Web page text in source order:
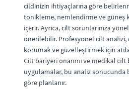
cildinizin ihtiyaçlarına göre
tonikleme, nemlendirme ve güneş
içerir. Ayrıca, cilt sorunlarınıza
önerilebilir. Profesyonel cilt analizi,
korumak ve güzelleştirmek için
Cilt bariyeri onarımı ve medikal cilt
uygulamalar, bu analiz sonucunda
göre planlanır.